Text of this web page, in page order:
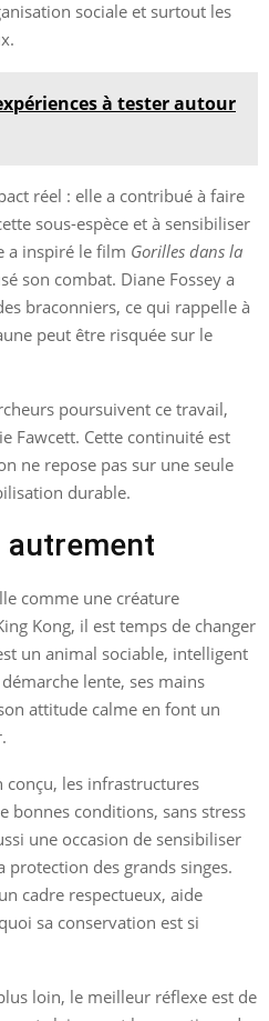
sociale et surtout les
à tester autour
réel : elle a contribué à faire
sous-espèce et à sensibiliser
a inspiré le film Gorilles dans la
son combat. Diane Fossey a
braconniers, ce qui rappelle à
peut être risquée sur le
poursuivent ce travail,
Fawcett. Cette continuité est
ne repose pas sur une seule
durable.
autrement
comme une créature
Kong, il est temps de changer
un animal sociable, intelligent
lente, ses mains
attitude calme en font un
conçu, les infrastructures
bonnes conditions, sans stress
une occasion de sensibiliser
protection des grands singes.
cadre respectueux, aide
sa conservation est si
loin, le meilleur réflexe est de